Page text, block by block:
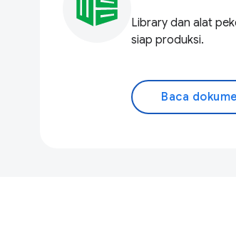
Library dan alat
siap produksi.
Baca